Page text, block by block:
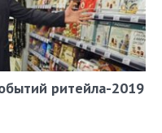
ритейла-2019